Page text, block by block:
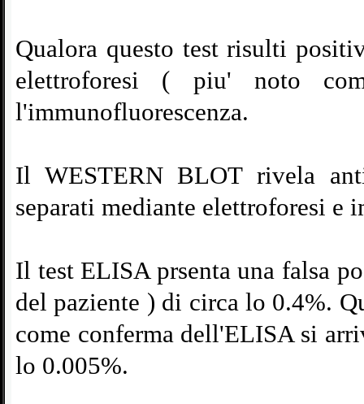
Qualora questo test risulti
elettroforesi ( piu' noto
l'immunofluorescenza.
Il WESTERN BLOT rivela
separati mediante elettroforesi e
Il test ELISA prsenta una falsa
del paziente ) di circa lo 0.4%.
come conferma dell'ELISA si
lo 0.005%.